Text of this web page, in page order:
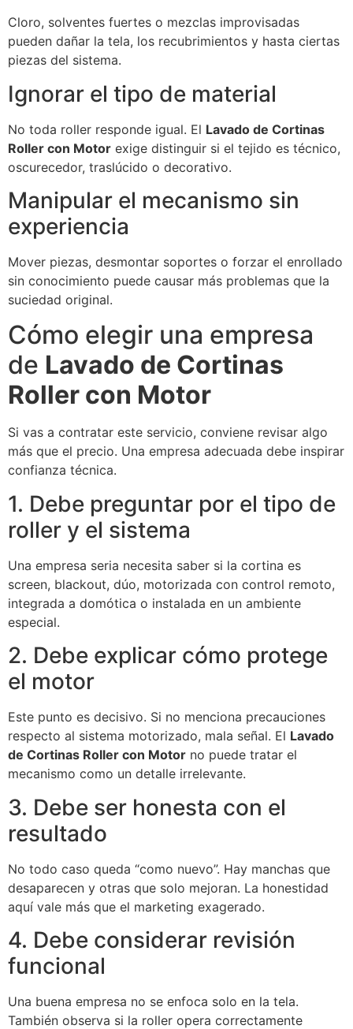
Cloro, solventes fuertes o mezclas improvisadas
pueden dañar la tela, los recubrimientos y hasta ciertas
piezas del sistema.
Ignorar el tipo de material
No toda roller responde igual. El Lavado de Cortinas
Roller con Motor exige distinguir si el tejido es técnico,
oscurecedor, traslúcido o decorativo.
Manipular el mecanismo sin
experiencia
Mover piezas, desmontar soportes o forzar el enrollado
sin conocimiento puede causar más problemas que la
suciedad original.
Cómo elegir una empresa
de Lavado de Cortinas
Roller con Motor
Si vas a contratar este servicio, conviene revisar algo
más que el precio. Una empresa adecuada debe inspirar
confianza técnica.
1. Debe preguntar por el tipo de
roller y el sistema
Una empresa seria necesita saber si la cortina es
screen, blackout, dúo, motorizada con control remoto,
integrada a domótica o instalada en un ambiente
especial.
2. Debe explicar cómo protege
el motor
Este punto es decisivo. Si no menciona precauciones
respecto al sistema motorizado, mala señal. El Lavado
de Cortinas Roller con Motor no puede tratar el
mecanismo como un detalle irrelevante.
3. Debe ser honesta con el
resultado
No todo caso queda “como nuevo”. Hay manchas que
desaparecen y otras que solo mejoran. La honestidad
aquí vale más que el marketing exagerado.
4. Debe considerar revisión
funcional
Una buena empresa no se enfoca solo en la tela.
También observa si la roller opera correctamente